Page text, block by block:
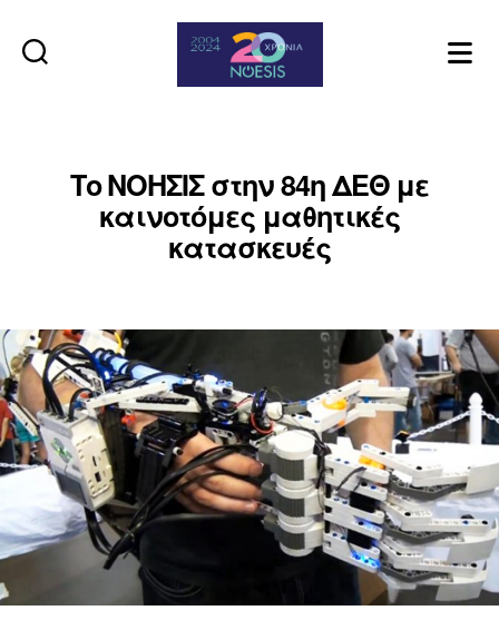
Το ΝΟΗΣΙΣ στην 84η ΔΕΘ με
καινοτόμες μαθητικές
κατασκευές